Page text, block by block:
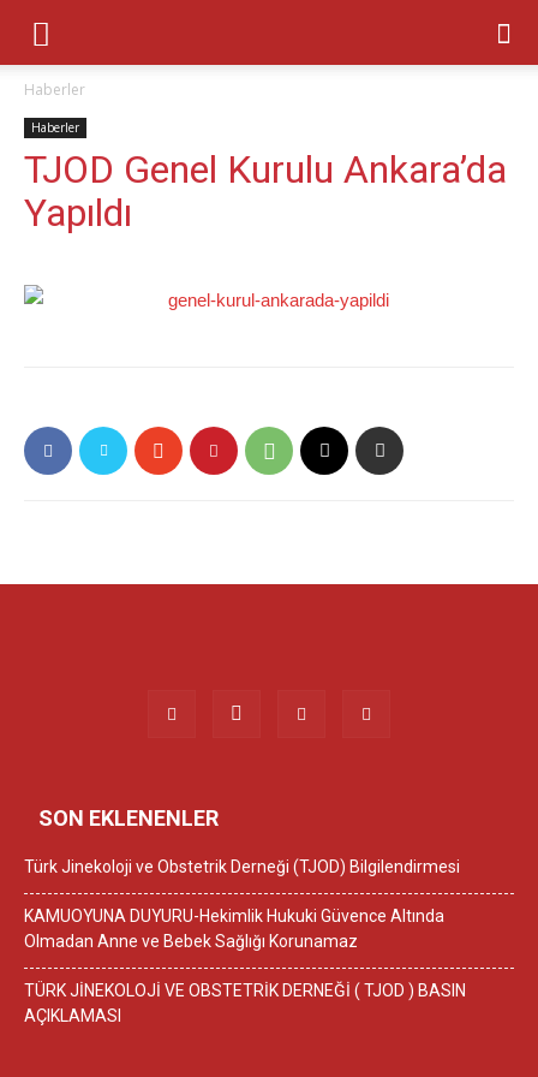
Haberler
Haberler
TJOD Genel Kurulu Ankara’da
Yapıldı
SON EKLENENLER
Türk Jinekoloji ve Obstetrik Derneği (TJOD) Bilgilendirmesi
KAMUOYUNA DUYURU-Hekimlik Hukuki Güvence Altında
Olmadan Anne ve Bebek Sağlığı Korunamaz
TÜRK JİNEKOLOJİ VE OBSTETRİK DERNEĞİ ( TJOD ) BASIN
AÇIKLAMASI